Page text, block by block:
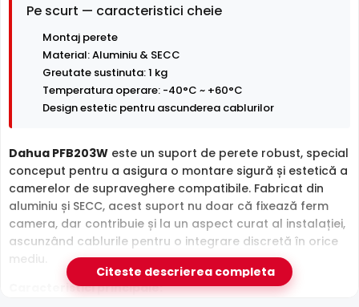
Pe scurt — caracteristici cheie
Montaj perete
Material: Aluminiu & SECC
Greutate sustinuta: 1 kg
Temperatura operare: -40°C ~ +60°C
Design estetic pentru ascunderea cablurilor
Dahua PFB203W este un suport de perete robust, special
conceput pentru a asigura o montare sigură și estetică a
camerelor de supraveghere compatibile. Fabricat din
aluminiu și SECC, acest suport nu doar că fixează ferm
camera, dar contribuie și la un aspect curat al instalației,
ascunzând cablurile pentru o integrare discretă în orice
mediu.
Caracteristici principale:
Citeste descrierea completa